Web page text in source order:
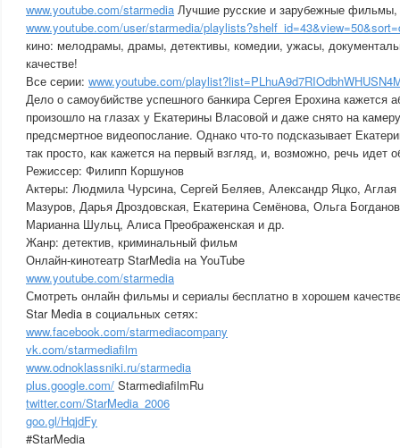
www.youtube.com/starmedia Лучшие русские и зарубежные
www.youtube.com/user/starmedia/
кино: мелодрамы, драмы, детективы, комедии, ужасы,
качестве!
Все серии: www.youtube.com/
Дело о самоубийстве успешного банкира Сергея Ерохина кажется
произошло на глазах у Екатерины Власовой и даже снято на
предсмертное видеопослание. Однако что-то подсказывает
так просто, как кажется на первый взгляд, и, возможно, речь идет
Режиссер: Филипп Коршунов
Актеры: Людмила Чурсина, Сергей Беляев, Александр Яцко, Аглая
Мазуров, Дарья Дроздовская, Екатерина Семёнова, Ольга
Марианна Шульц, Алиса Преображенская и др.
Жанр: детектив, криминальный фильм
Онлайн-кинотеатр StarMedia на YouTube
www.youtube.com/starmedia
Смотреть онлайн фильмы и сериалы бесплатно в хорошем
Star Media в социальных сетях:
www.facebook.com/starmediacompany
vk.com/starmediafilm
www.odnoklassniki.ru/starmedia
plus.google.com/ StarmediafilmRu
twitter.com/StarMedia_2006
goo.gl/HqjdFy
#StarMedia